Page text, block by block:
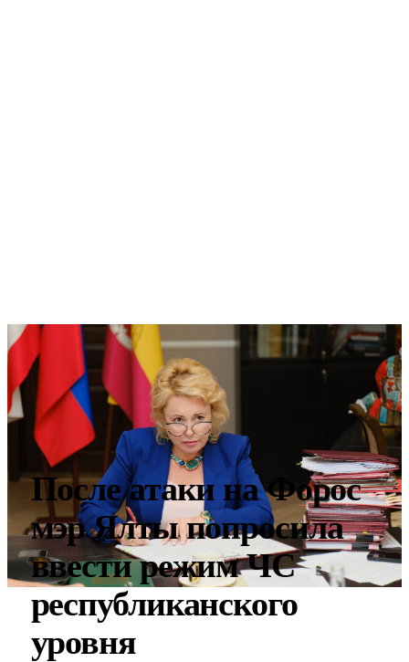
После атаки на Форос
мэр Ялты попросила
ввести режим ЧС
республиканского
уровня